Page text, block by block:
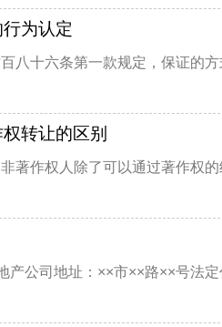
为认定
八十六条第一款规定，保证的
转让的区别
著作权人除了可以通过著作权
产公司地址：××市××路××号法